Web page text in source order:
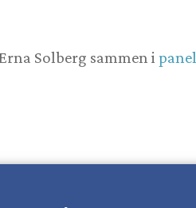
Solberg sammen ipanel